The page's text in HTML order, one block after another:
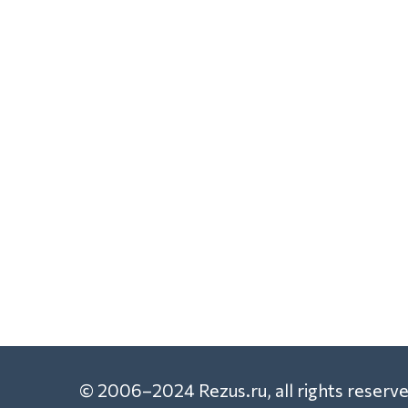
© 2006–2024 Rezus.ru, all rights